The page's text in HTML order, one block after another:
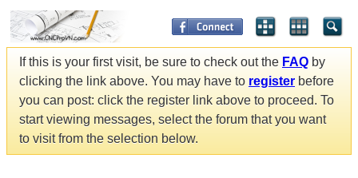
If this is your first visit, be sure to check out the FAQ by
clicking the link above. You may have to register before
you can post: click the register link above to proceed. To
start viewing messages, select the forum that you want
to visit from the selection below.